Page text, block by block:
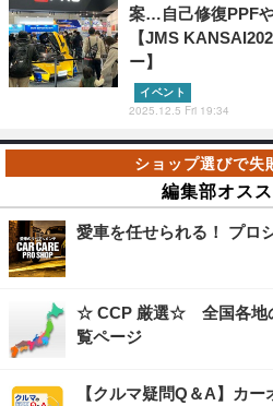
案…自己修復PPF
【JMS
ー】
イベント
2025.12.5 Fri 19:34
編集部オス
愛車を任せられる！ プロ
☆ CCP 厳選☆ 全国各地
覧ページ
【クルマ疑問Q＆A】カ